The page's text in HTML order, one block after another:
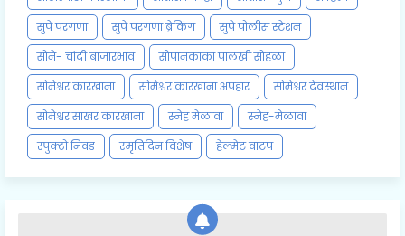
सुपे परगणा
सुपे परगणा ब्रेकिंग
सुपे पोलीस स्टेशन
सोने- चांदी बाजारभाव
सोपानकाका पालखी सोहळा
सोमेश्वर कारखाना
सोमेश्वर कारखाना अपहार
सोमेश्वर देवस्थान
सोमेश्वर साखर कारखाना
स्नेह मेळावा
स्नेह-मेळावा
स्पुक्टो निवड
स्मृतिदिन विशेष हेल्मेट वाटप